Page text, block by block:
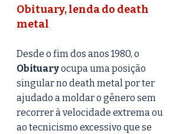
Obituary, lenda do death
metal
Desde o fim dos anos 1980, o
Obituary ocupa uma posição
singular no death metal por ter
ajudado a moldar o gênero sem
recorrer à velocidade extrema ou
ao tecnicismo excessivo que se